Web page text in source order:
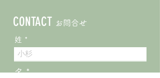
CONTACT お問合せ
姓
名